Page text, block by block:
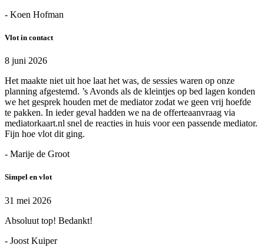
- Koen Hofman
Vlot in contact
8 juni 2026
Het maakte niet uit hoe laat het was, de sessies waren op onze
planning afgestemd. ’s Avonds als de kleintjes op bed lagen konden
we het gesprek houden met de mediator zodat we geen vrij hoefde
te pakken. In ieder geval hadden we na de offerteaanvraag via
mediatorkaart.nl snel de reacties in huis voor een passende mediator.
Fijn hoe vlot dit ging.
- Marije de Groot
Simpel en vlot
31 mei 2026
Absoluut top! Bedankt!
- Joost Kuiper